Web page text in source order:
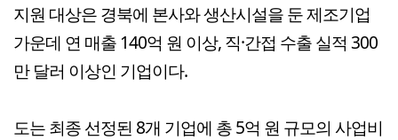
지원 대상은 경북에 본사와 생산시설을 둔 제조기업
가운데 연 매출 140억 원 이상, 직·간접 수출 실적 300
만 달러 이상인 기업이다.
도는 최종 선정된 8개 기업에 총 5억 원 규모의 사업비